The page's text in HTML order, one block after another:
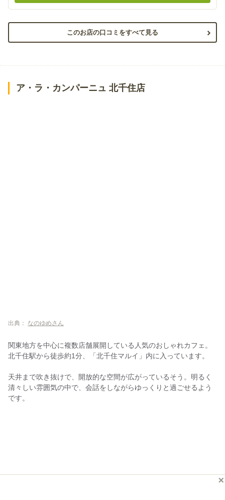
このお店の口コミをすべて見る
ア・ラ・カンパーニュ 北千住店
出典： なのゆめさん
関東地方を中心に複数店舗展開している人気のおしゃれカフェ。
北千住駅から徒歩約1分、「北千住マルイ」内に入っています。
天井まで吹き抜けで、開放的な空間が広がっているそう。明るく
清々しい雰囲気の中で、会話をしながらゆっくりと過ごせるよう
です。